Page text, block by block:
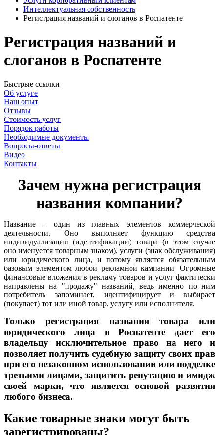
Интеллектуальная собственность
Регистрация названий и слоганов в Роспатенте
Регистрация названий и
слоганов в Роспатенте
Быстрые ссылки
Об услуге
Наш опыт
Отзывы
Стоимость услуг
Порядок работы
Необходимые документы
Вопросы-ответы
Видео
Контакты
Зачем нужна регистрация
названия компании?
Название – один из главных элементов коммерческой
деятельности. Оно выполняет функцию средства
индивидуализации (идентификации) товара (в этом случае
оно именуется товарным знаком), услуги (знак обслуживания)
или юридического лица, и потому является обязательным
базовым элементом любой рекламной кампании. Огромные
финансовые вложения в рекламу товаров и услуг фактически
направлены на "продажу" названий, ведь именно по ним
потребитель запоминает, идентифицирует и выбирает
(покупает) тот или иной товар, услугу или исполнителя.
Только регистрация названия товара или
юридического лица в Роспатенте дает его
владельцу исключительное право на него и
позволяет получить судебную защиту своих прав
при его незаконном использовании или подделке
третьими лицами, защитить репутацию и имидж
своей марки, что является основой развития
любого бизнеса.
Какие товарные знаки могут быть
зарегистрированы?